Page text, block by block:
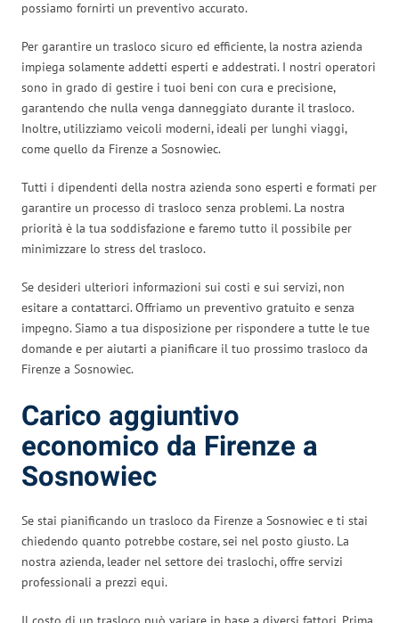
possiamo fornirti un preventivo accurato.
Per garantire un trasloco sicuro ed efficiente, la nostra azienda
impiega solamente addetti esperti e addestrati. I nostri operatori
sono in grado di gestire i tuoi beni con cura e precisione,
garantendo che nulla venga danneggiato durante il trasloco.
Inoltre, utilizziamo veicoli moderni, ideali per lunghi viaggi,
come quello da Firenze a Sosnowiec.
Tutti i dipendenti della nostra azienda sono esperti e formati per
garantire un processo di trasloco senza problemi. La nostra
priorità è la tua soddisfazione e faremo tutto il possibile per
minimizzare lo stress del trasloco.
Se desideri ulteriori informazioni sui costi e sui servizi, non
esitare a contattarci. Offriamo un preventivo gratuito e senza
impegno. Siamo a tua disposizione per rispondere a tutte le tue
domande e per aiutarti a pianificare il tuo prossimo trasloco da
Firenze a Sosnowiec.
Carico aggiuntivo
economico da Firenze a
Sosnowiec
Se stai pianificando un trasloco da Firenze a Sosnowiec e ti stai
chiedendo quanto potrebbe costare, sei nel posto giusto. La
nostra azienda, leader nel settore dei traslochi, offre servizi
professionali a prezzi equi.